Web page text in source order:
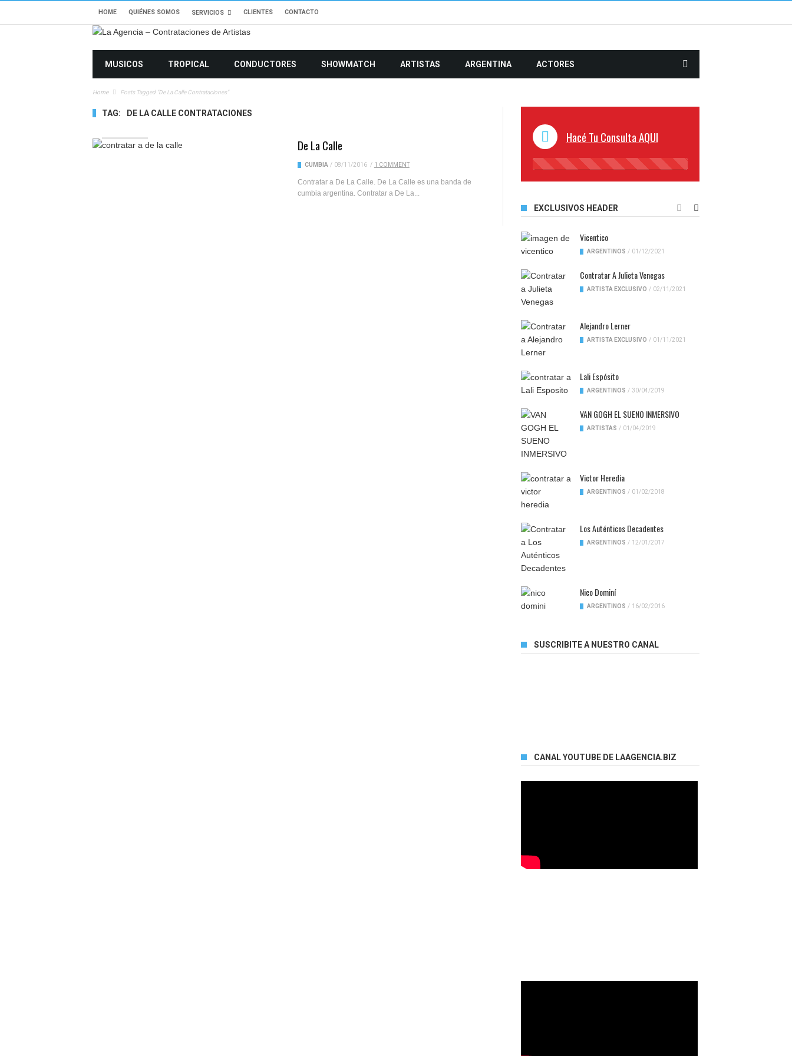
HOME QUIÉNES SOMOS SERVICIOS CLIENTES CONTACTO
MUSICOS TROPICAL CONDUCTORES SHOWMATCH ARTISTAS ARGENTINA ACTORES
Home Posts Tagged "de La Calle Contrataciones"
TAG: DE LA CALLE CONTRATACIONES
De La Calle
CUMBIA / 08/11/2016 / 1 COMMENT
Contratar a De La Calle. De La Calle es una banda de
cumbia argentina. Contratar a De La...
Hacé Tu Consulta AQUI
45%
EXCLUSIVOS HEADER
Vicentico
ARGENTINOS / 01/12/2021
Contratar A Julieta Venegas
ARTISTA EXCLUSIVO / 02/11/2021
Alejandro Lerner
ARTISTA EXCLUSIVO / 01/11/2021
Lali Espósito
ARGENTINOS / 30/04/2019
VAN GOGH EL SUENO INMERSIVO
ARTISTAS / 01/04/2019
Victor Heredia
ARGENTINOS / 01/02/2018
Los Auténticos Decadentes
ARGENTINOS / 12/01/2017
Nico Dominí
ARGENTINOS / 16/02/2016
SUSCRIBITE A NUESTRO CANAL
CANAL YOUTUBE DE LAAGENCIA.BIZ